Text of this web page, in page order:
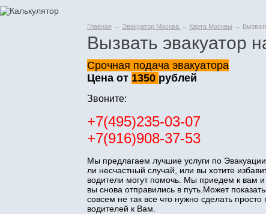
Главная → Эвакуатор Москва → Карта Москвы →
Вызвать эвакуатор
Срочная подача эвакуатора
Цена от 1350 рублей
Звоните:
+7(495)235-03-07
+7(916)908-37-53
Мы предлагаем лучшие услуги по
ли несчастный случай, или вы хотите
водители могут помочь. Мы приедем к вам
вы снова отправились в путь.Может
совсем не так все что нужно сделать
водителей к Вам.